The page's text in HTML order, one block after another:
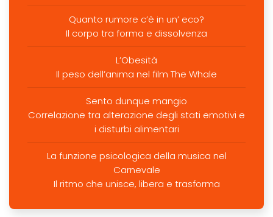
Quanto rumore c’è in un’ eco?
Il corpo tra forma e dissolvenza
L’Obesità
Il peso dell’anima nel film The Whale
Sento dunque mangio
Correlazione tra alterazione degli stati emotivi e
i disturbi alimentari
La funzione psicologica della musica nel
Carnevale
Il ritmo che unisce, libera e trasforma